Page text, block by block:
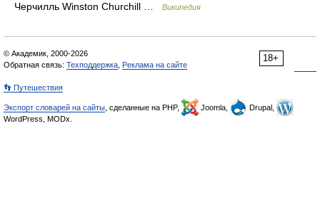
Черчилль Winston Churchill …
Википедия
18+
© Академик, 2000-2026
Обратная связь: Техподдержка Реклама на сайте
👣 Путешествия
Экспорт словарей на сайты , сделанные на PHP, Joomla,
Drupal,
WordPress, MODx.